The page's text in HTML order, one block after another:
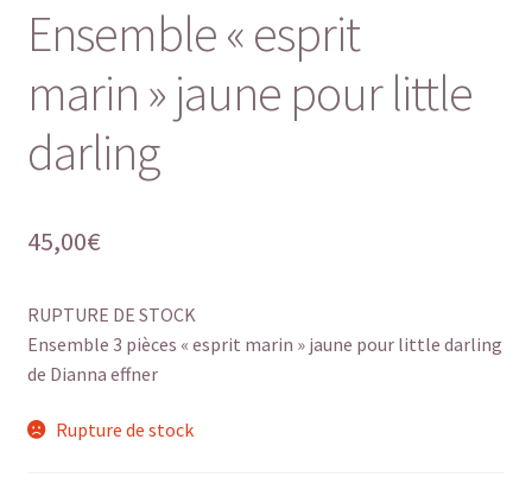
Ensemble « esprit
marin » jaune pour little
darling
45,00€
RUPTURE DE STOCK
Ensemble 3 pièces « esprit marin » jaune pour little darling
de Dianna effner
Rupture de stock